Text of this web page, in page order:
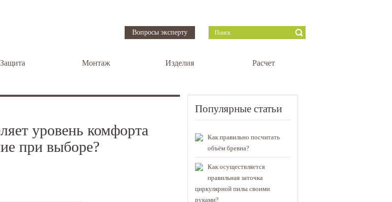
Вопросы эксперту
Защита Монтаж Изделия Расчет
уровень комфорта
при выборе?
Популярные статьи
Как правильно посчитать
объём бревна?
Как осуществляется
правильная заточка
циркулярной пилы своими
руками?